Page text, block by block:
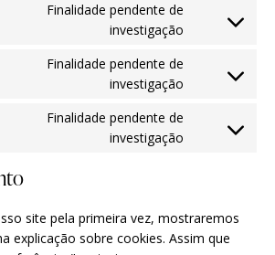
Finalidade pendente de
investigação
Finalidade pendente de
investigação
Finalidade pendente de
investigação
site pela primeira vez, mostraremos
explicação sobre cookies. Assim que